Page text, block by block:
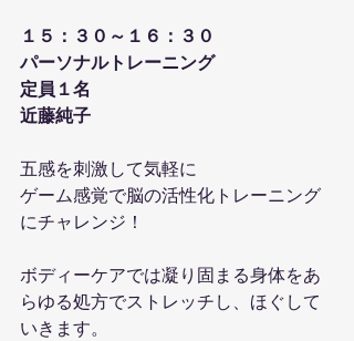
１５：３０～１６：３０
パーソナルトレーニング
定員１名
近藤純子
五感を刺激して気軽に
ゲーム感覚で脳の活性化トレーニング
にチャレンジ！
ボディーケアでは凝り固まる身体をあ
らゆる処方でストレッチし、ほぐして
いきます。